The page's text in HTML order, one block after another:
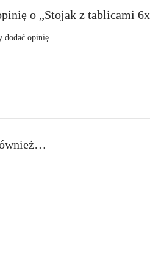
o „Stojak z tablicami
dodać opinię.